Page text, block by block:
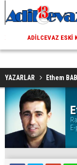
ADILCEVAZ ESKI
YAZARLAR Ethem